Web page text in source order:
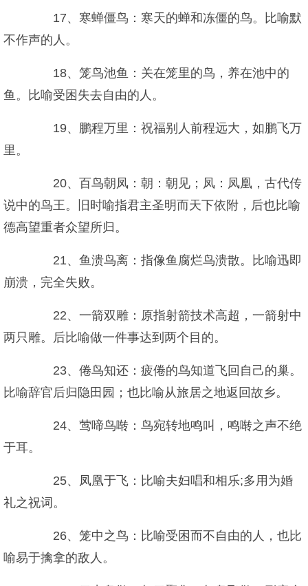
17、寒蝉僵鸟：寒天的蝉和冻僵的鸟。比喻默
不作声的人。
18、笼鸟池鱼：关在笼里的鸟，养在池中的
鱼。比喻受困失去自由的人。
19、鹏程万里：祝福别人前程远大，如鹏飞万
里。
20、百鸟朝凤：朝：朝见；凤：凤凰，古代传
说中的鸟王。旧时喻指君主圣明而天下依附，后也比喻
德高望重者众望所归。
21、鱼溃鸟离：指像鱼腐烂鸟溃散。比喻迅即
崩溃，完全失败。
22、一箭双雕：原指射箭技术高超，一箭射中
两只雕。后比喻做一件事达到两个目的。
23、倦鸟知还：疲倦的鸟知道飞回自己的巢。
比喻辞官后归隐田园；也比喻从旅居之地返回故乡。
24、莺啼鸟啭：鸟宛转地鸣叫，鸣啭之声不绝
于耳。
25、凤凰于飞：比喻夫妇唱和相乐;多用为婚
礼之祝词。
26、笼中之鸟：比喻受困而不自由的人，也比
喻易于擒拿的敌人。